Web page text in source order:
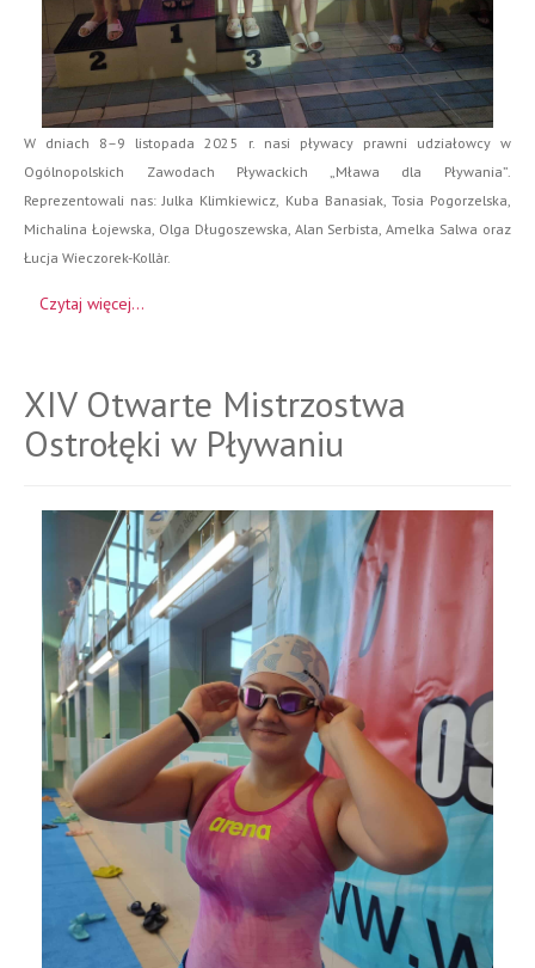
W dniach 8–9 listopada 2025 r. nasi pływacy prawni udziałowcy w
Ogólnopolskich Zawodach Pływackich „Mława dla Pływania”.
Reprezentowali nas: Julka Klimkiewicz, Kuba Banasiak, Tosia Pogorzelska,
Michalina Łojewska, Olga Długoszewska, Alan Serbista, Amelka Salwa oraz
Łucja Wieczorek-Kollàr.
Czytaj więcej...
XIV Otwarte Mistrzostwa
Ostrołęki w Pływaniu